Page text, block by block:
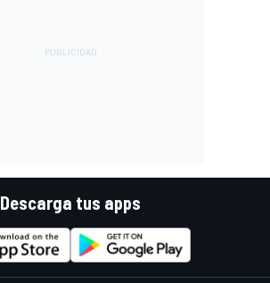
Descarga tus apps